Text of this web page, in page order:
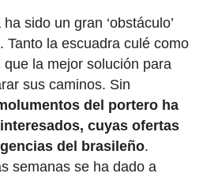
sido un gran ‘obstáculo’
Tanto la escuadra culé como
la mejor solución para
sus caminos. Sin
del portero ha
cuyas ofertas
del brasileño.
semanas se ha dado a